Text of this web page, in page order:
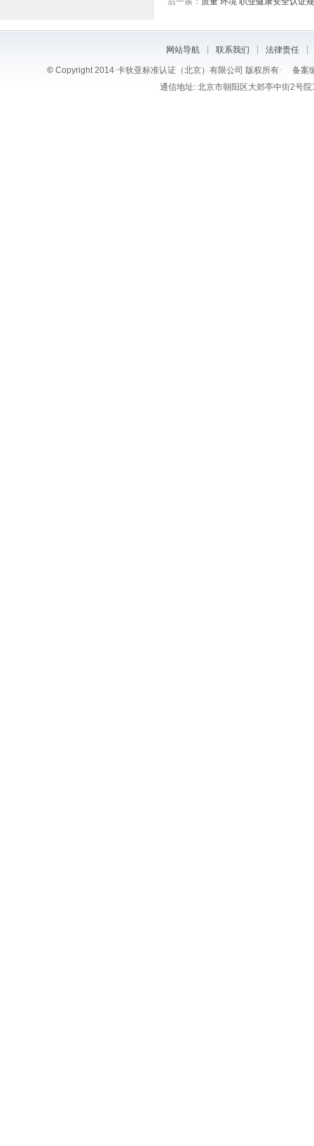
网站导航 联系我们 法律责任
© Copyright 2014·卡狄亚标准认证（北京）有限公司 版权所有· 备案
通信地址: 北京市朝阳区大郊亭中街2